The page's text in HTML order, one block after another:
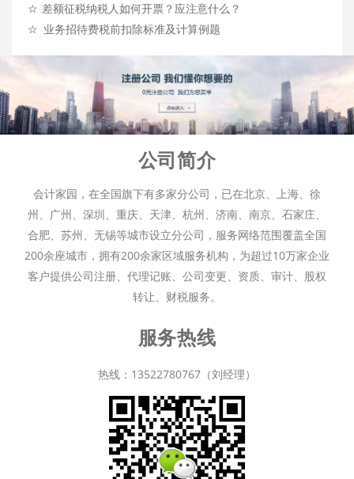
☆ 差额征税纳税人如何开票？应注意什么？
☆ 业务招待费税前扣除标准及计算例题
公司简介
会计家园，在全国旗下有多家分公司，已在北京、上海、徐
州、广州、深圳、重庆、天津、杭州、济南、南京、石家庄、
合肥、苏州、无锡等城市设立分公司，服务网络范围覆盖全国
200余座城市，拥有200余家区域服务机构，为超过10万家企业
客户提供公司注册、代理记账、公司变更、资质、审计、股权
转让、财税服务。
服务热线
热线：13522780767（刘经理）